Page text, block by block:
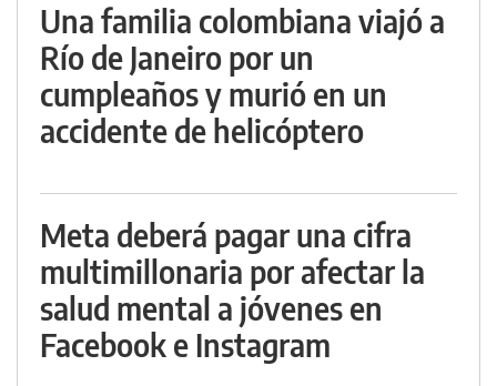
Una familia colombiana viajó a
Río de Janeiro por un
cumpleaños y murió en un
accidente de helicóptero
Meta deberá pagar una cifra
multimillonaria por afectar la
salud mental a jóvenes en
Facebook e Instagram